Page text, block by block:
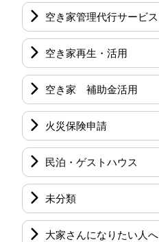
空き家管理代行サービス
空き家再生・活用
空き家 補助金活用
火災保険申請
民泊・ゲストハウス
未分類
大家さんになりたい人へ